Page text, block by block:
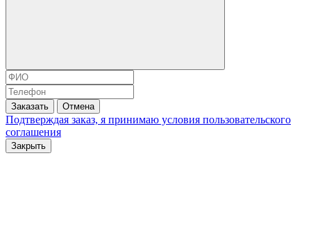
Заказать Отмена
Подтверждая заказ, я принимаю условия пользовательского
соглашения
Закрыть